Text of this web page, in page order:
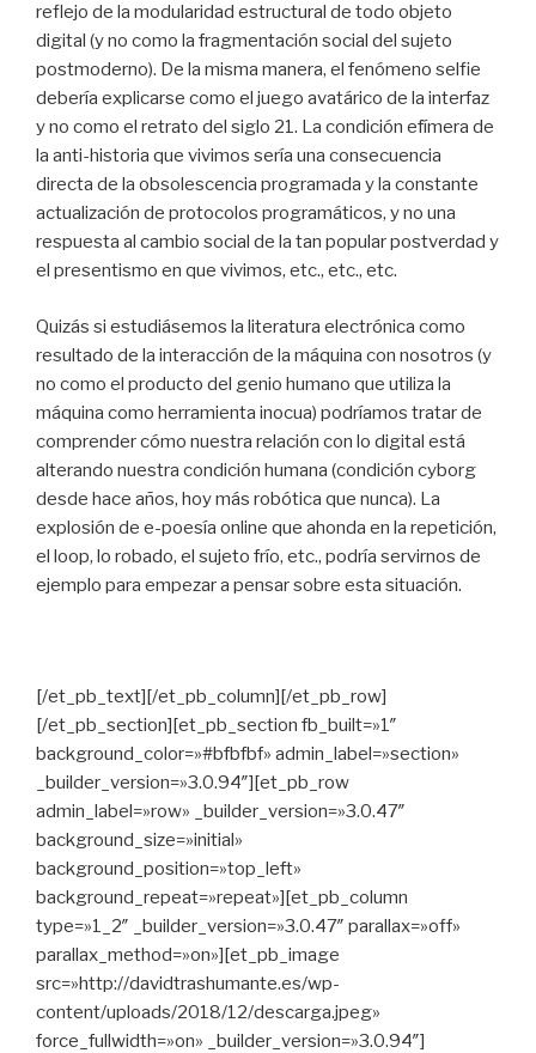
reflejo de la modularidad estructural de todo objeto
digital (y no como la fragmentación social del sujeto
postmoderno). De la misma manera, el fenómeno selfie
debería explicarse como el juego avatárico de la interfaz
y no como el retrato del siglo 21. La condición efímera de
la anti-historia que vivimos sería una consecuencia
directa de la obsolescencia programada y la constante
actualización de protocolos programáticos, y no una
respuesta al cambio social de la tan popular postverdad y
el presentismo en que vivimos, etc., etc., etc.
Quizás si estudiásemos la literatura electrónica como
resultado de la interacción de la máquina con nosotros (y
no como el producto del genio humano que utiliza la
máquina como herramienta inocua) podríamos tratar de
comprender cómo nuestra relación con lo digital está
alterando nuestra condición humana (condición cyborg
desde hace años, hoy más robótica que nunca). La
explosión de e-poesía online que ahonda en la repetición,
el loop, lo robado, el sujeto frío, etc., podría servirnos de
ejemplo para empezar a pensar sobre esta situación.
[/et_pb_text][/et_pb_column][/et_pb_row]
[/et_pb_section][et_pb_section fb_built=»1″
background_color=»#bfbfbf» admin_label=»section»
_builder_version=»3.0.94″][et_pb_row
admin_label=»row» _builder_version=»3.0.47″
background_size=»initial»
background_position=»top_left»
background_repeat=»repeat»][et_pb_column
type=»1_2″ _builder_version=»3.0.47″ parallax=»off»
parallax_method=»on»][et_pb_image
src=»http://davidtrashumante.es/wp-
content/uploads/2018/12/descarga.jpeg»
force_fullwidth=»on» _builder_version=»3.0.94″]